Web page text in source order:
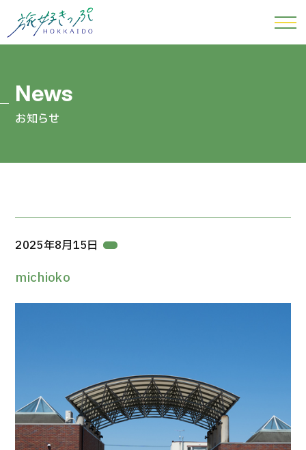
お知らせ
2025年8月15日
michioko